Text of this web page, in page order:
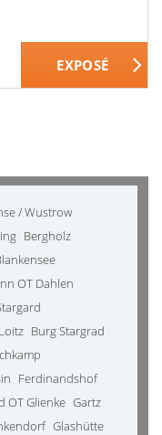
/ Wustrow
Bergholz
OT Dahlen
Burg Stargrad
Ferdinandshof
OT Glienke Gartz
Glashütte